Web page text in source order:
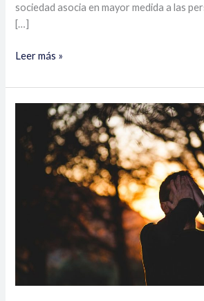
sociedad asocia en mayor medida a las
[…]
Leer más »
Sexualidad
masculina